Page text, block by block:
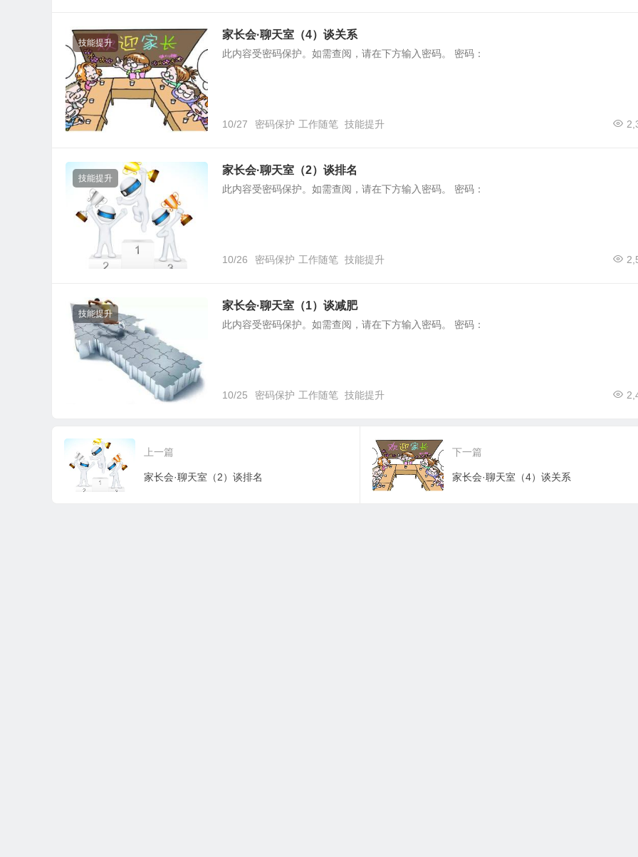
技能提升
家长会·聊天室（4）谈关系
此内容受密码保护。如需查阅，请在下方输入密码。 密码：
10/27 密码保护 工作随笔 技能提升
技能提升
家长会·聊天室（2）谈排名
此内容受密码保护。如需查阅，请在下方输入密码。 密码：
10/26 密码保护 工作随笔 技能提升
技能提升
家长会·聊天室（1）谈减肥
此内容受密码保护。如需查阅，请在下方输入密码。 密码：
10/25 密码保护 工作随笔 技能提升
上一篇
家长会·聊天室（2）谈排名
下一篇
家长会·聊天室（4）谈关系